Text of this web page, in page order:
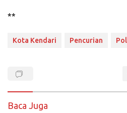
**
Kota Kendari Pencurian
Baca Juga